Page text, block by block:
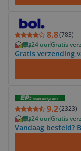
8.8(783)
24 uurGratis
Gratis verzending
Bekijk product
9.2(2323)
24 uurGratis
Vandaag besteld?